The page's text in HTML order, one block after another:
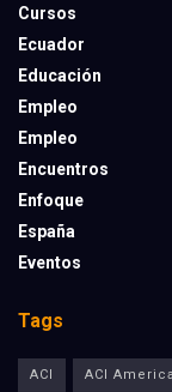
Cursos
Ecuador
Educación
Empleo
Empleo
Encuentros
Enfoque
España
Eventos
Tags
ACI ACI